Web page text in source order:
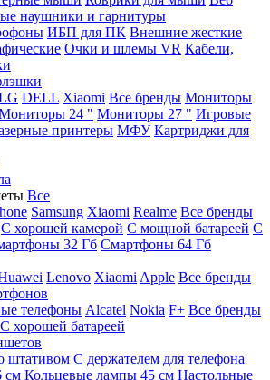
наушники и гарнитуры
ИБП для ПК Внешние жесткие
Очки и шлемы VR Кабели,
DELL Xiaomi Все бренды Мониторы
24 " Мониторы 27 " Игровые
принтеры МФУ Картриджи для
Все
Samsung Xiaomi Realme Все бренды
С хорошей камерой С мощной батареей С
32 Гб Смартфоны 64 Гб
Lenovo Xiaomi Apple Все бренды
телефоны Alcatel Nokia F+ Все бренды
С хорошей батареей
штативом C держателем для телефона
см Кольцевые лампы 45 см Настольные